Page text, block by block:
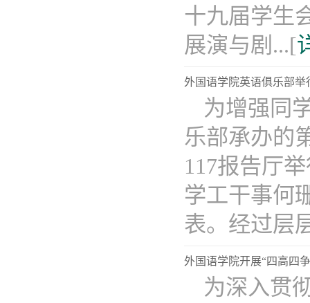
十九届学生
展演与剧...[
外国语学院英语俱乐部
为增强同
乐部承办的
117报告厅
学工干事何
表。经过层
外国语学院开展“四高四
为深入贯